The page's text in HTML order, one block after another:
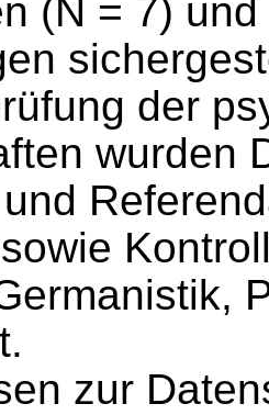
(N = 7)
der
wurden
zur